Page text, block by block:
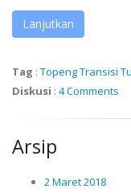
Lanjutkan
Tag : TopengTransisi
Diskusi : 4 Comments
Arsip
2 Maret 2018